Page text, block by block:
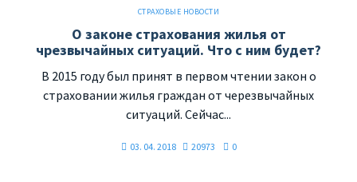
СТРАХОВЫЕ НОВОСТИ
О законе страхования жилья от
чрезвычайных ситуаций. Что с ним будет?
В 2015 году был принят в первом чтении закон о
страховании жилья граждан от черезвычайных
ситуаций. Сейчас...
03. 04. 2018 20973 0